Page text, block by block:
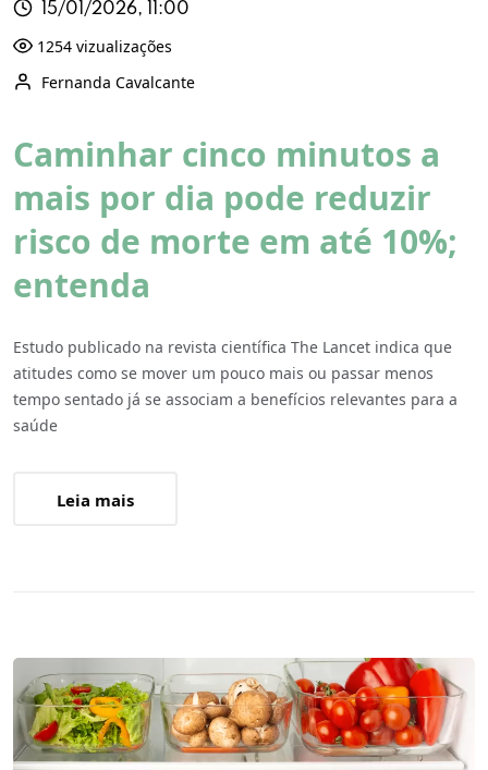
15/01/2026, 11:00
1254 vizualizações
Fernanda Cavalcante
Caminhar cinco minutos a
mais por dia pode reduzir
risco de morte em até 10%;
entenda
Estudo publicado na revista científica The Lancet indica que
atitudes como se mover um pouco mais ou passar menos
tempo sentado já se associam a benefícios relevantes para a
saúde
Leia mais